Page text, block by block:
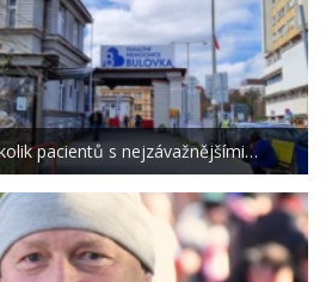
pacientů s nejzávažnějšími…